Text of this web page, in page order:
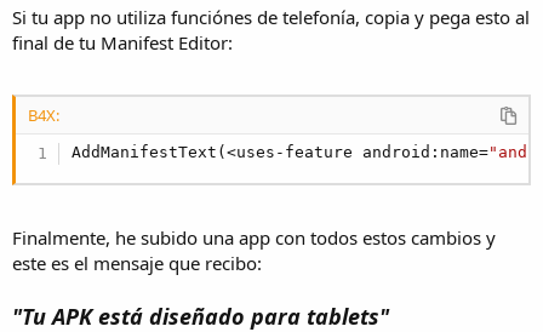
Si tu app no utiliza funciónes de telefonía, copia y pega esto al
final de tu Manifest Editor:
B4X:
AddManifestText(<uses-feature android:name=
Finalmente, he subido una app con todos estos cambios y
este es el mensaje que recibo:
"Tu APK está diseñado para tablets"